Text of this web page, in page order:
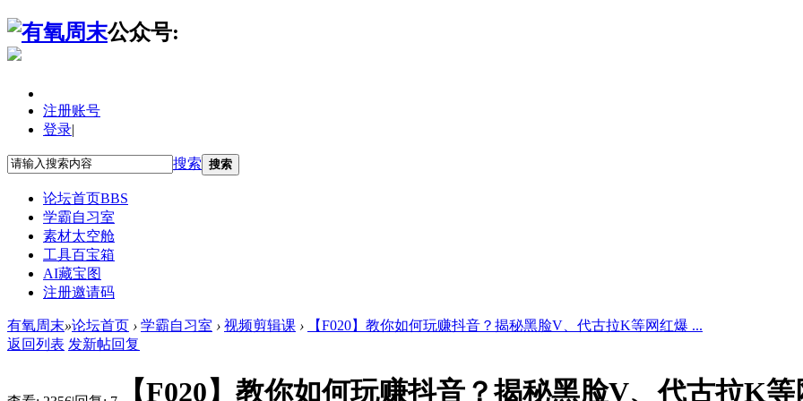
公众号:
注册账号
登录|
搜索 搜索
论坛首页BBS
学霸自习室
素材太空舱
工具百宝箱
AI藏宝图
注册邀请码
有氧周末»论坛首页 › 学霸自习室 › 视频剪辑课 ›
【F020】教你如何玩赚抖音？揭秘黑脸V、代古拉K等网红爆 ...
返回列表 发新帖回复
【F020】教你如何玩赚抖音？揭秘黑脸V、代古拉K等